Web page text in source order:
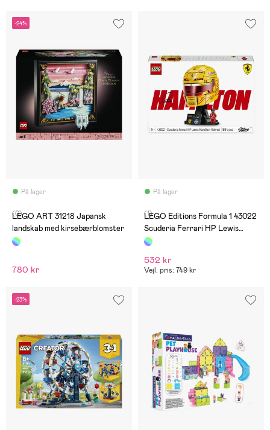
-24%
På lager
(0)
LEGO ART 31218 Japansk
landskab med kirsebærblomster
780 kr
På lager
(1)
LEGO Editions Formula 1 43022
Scuderia Ferrari HP Lewis
Hamilton-hjelm
532 kr
Vejl. pris: 749 kr
-23%